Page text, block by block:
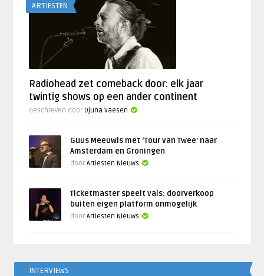
ARTIESTEN
Radiohead zet comeback door: elk jaar
twintig shows op een ander continent
Geschreven door Djuna Vaesen
Guus Meeuwis met ‘Tour van Twee’ naar
Amsterdam en Groningen
doorArtiesten Nieuws
Ticketmaster speelt vals: doorverkoop
buiten eigen platform onmogelijk
doorArtiesten Nieuws
INTERVIEWS